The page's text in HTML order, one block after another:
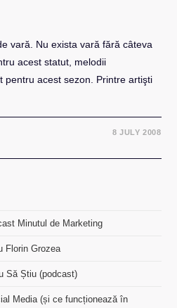
vară. Nu exista vară fără câteva
acest statut, melodii
pentru acest sezon. Printre artişti
8 JULY 2008
Minutul de Marketing
Florin Grozea
Să Știu (podcast)
Media (și ce funcționează în